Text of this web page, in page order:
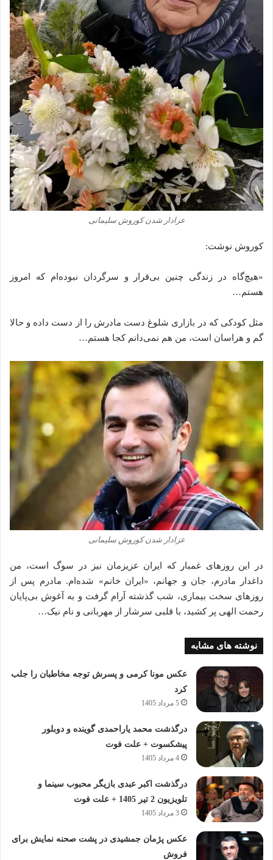
عزادار شدن کوروش سلیمانی
کوروش نوشت:
«هیچ‌گاه در زندگی چنین بی‌قرار و سرگردان نبوده‌ام که امروز
هستم…
مثل کودکی که در بازاری شلوغ دست مادرش را از دست داده و حالا
گم و هراسان است، من هم نمی‌دانم کجا هستم…
عزادار شدن کوروش سلیمانی
در این روزهای غمبار که ایران عزیزمان نیز در سوگ است، من
داغدار مادرم، جان و جهانم، «ایران خانم» شده‌ام. مادرم پس از
روزهای سخت بیماری، شب گذشته آرام گرفت و به آغوش بی‌پایان
رحمت الهی پر کشید، با قلبی سرشار از مهربانی و نام نیک…
نوشته های مشابه
عکس مونا کرمی و پسرش توجه مخاطبان را جلب
کرد
5 مرداد 1405
درگذشت محمد یاراحمدی گوینده و دوبلور
پیشکسوت + علت فوت
4 مرداد 1405
درگذشت اکبر عبدی بازیگر محبوب سینما و
تلویزیون 2 تیر 1405 + علت فوت
3 مرداد 1405
عکس پژمان جمشیدی در پشت صحنه نمایش برای
فروش